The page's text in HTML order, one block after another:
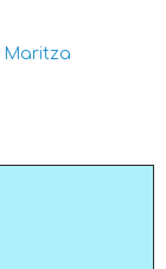
Maritza